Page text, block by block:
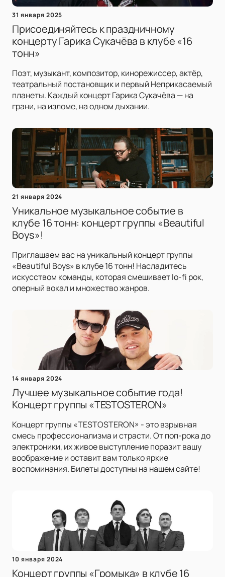
31 января 2025
Присоединяйтесь к праздничному
концерту Гарика Сукачёва в клубе «16
тонн»
Поэт, музыкант, композитор, кинорежиссер, актёр,
театральный постановщик и первый Неприкасаемый
планеты. Каждый концерт Гарика Сукачёва — на
грани, на изломе, на одном дыхании.
21 января 2024
Уникальное музыкальное событие в
клубе 16 тонн: концерт группы «Beautiful
Boys»!
Приглашаем вас на уникальный концерт группы
«Beautiful Boys» в клубе 16 тонн! Насладитесь
искусством команды, которая смешивает lo-fi рок,
оперный вокал и множество жанров.
14 января 2024
Лучшее музыкальное событие года!
Концерт группы «TESTOSTERON»
Концерт группы «TESTOSTERON» - это взрывная
смесь профессионализма и страсти. От поп-рока до
электроники, их живое выступление поразит вашу
воображение и оставит вам только яркие
воспоминания. Билеты доступны на нашем сайте!
10 января 2024
Концерт группы «Громыка» в клубе 16